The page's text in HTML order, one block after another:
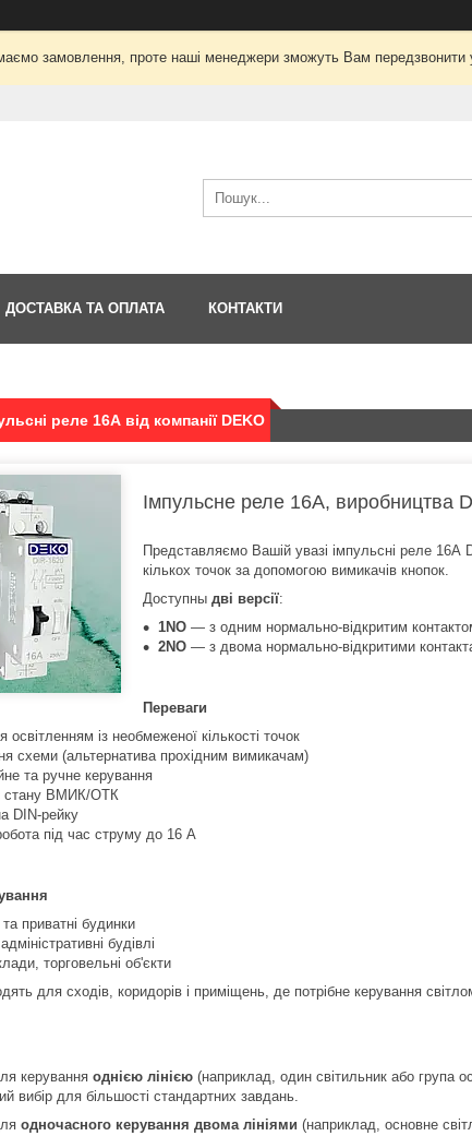
замовлення, проте наші менеджери зможуть Вам
ДОСТАВКА ТА ОПЛАТА КОНТАКТИ
реле 16А від компанії DEKO
Імпульсне реле 16А, виробництва
Представляємо Вашій увазі імпульсні реле
кількох точок за допомогою вимикачів кнопок.
Доступны дві версії:
1NO — з одним нормально-відкритим
2NO — з двома нормально-відкритими
Переваги
освітленням із необмеженої кількості точок
схеми (альтернатива прохідним вимикачам)
та ручне керування
стану ВМИК/ОТК
DIN-рейку
під час струму до 16 А
приватні будинки
будівлі
торговельні об'єкти
для сходів, коридорів і приміщень, де потрібне керування
керування однією лінією (наприклад, один світильник або група
вибір для більшості стандартних завдань.
одночасного керування двома лініями (наприклад, основне